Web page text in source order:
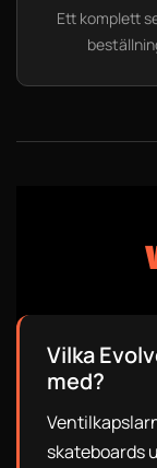
Ett komplett
Vilka
med?
skateboards